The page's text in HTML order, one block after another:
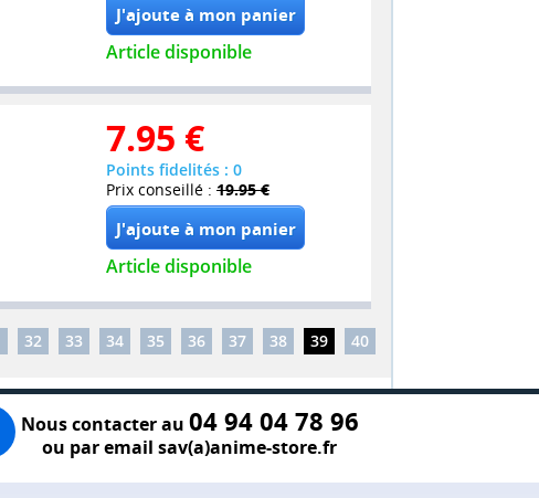
Article disponible
7.95 €
Points fidelités : 0
Prix conseillé : 19.95 €
Article disponible
32 33 34 35 36 37 38 39 40
Nous contacter au 04 94 04 78 96
ou par email sav(a)anime-store.fr